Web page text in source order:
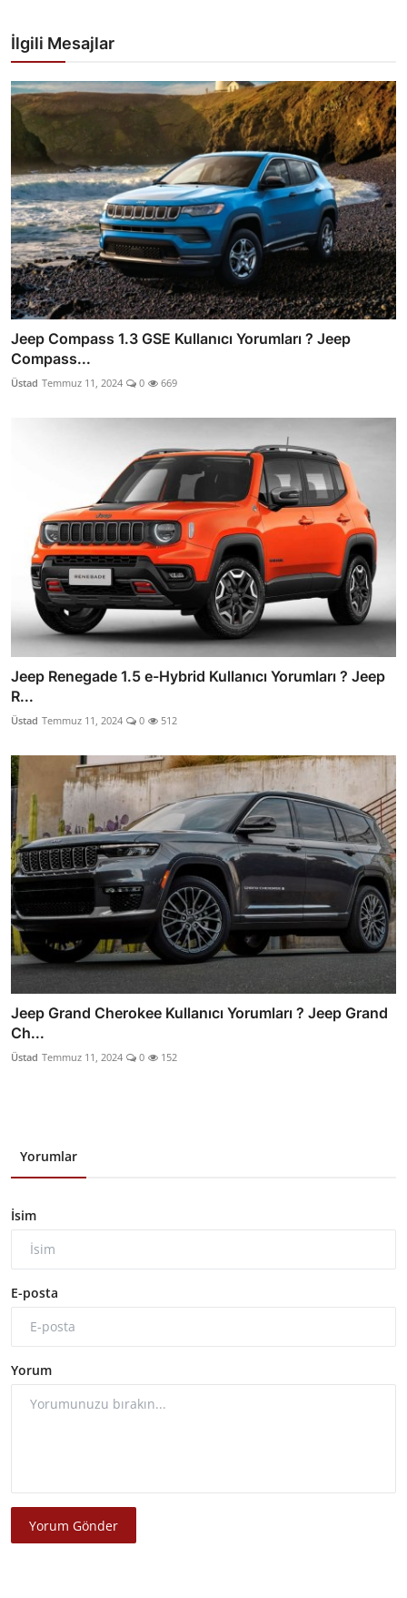
İlgili Mesajlar
Jeep Compass 1.3 GSE Kullanıcı Yorumları ? Jeep
Compass...
Üstad Temmuz 11, 2024 0 669
Jeep Renegade 1.5 e-Hybrid Kullanıcı Yorumları ? Jeep
R...
Üstad Temmuz 11, 2024 0 512
Jeep Grand Cherokee Kullanıcı Yorumları ? Jeep Grand
Ch...
Üstad Temmuz 11, 2024 0 152
Yorumlar
İsim
E-posta
Yorum
Yorum Gönder